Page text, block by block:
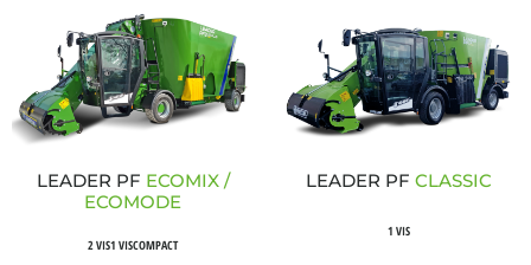
LEADER PF ECOMIX /
ECOMODE
2 VIS1 VISCOMPACT
LEADER PF CLASSIC
1 VIS